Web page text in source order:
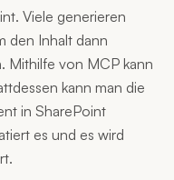
Viele generieren
den Inhalt dann
Mithilfe von MCP kann
kann man die
in SharePoint
es und es wird